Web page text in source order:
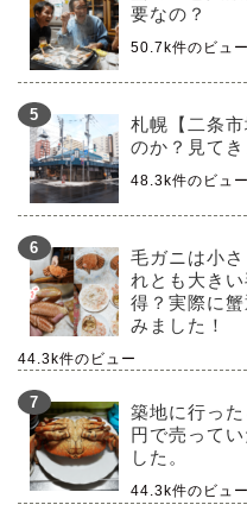
要なの？
50.7k件のビュー
札幌【二条
のか？見てき
48.3k件のビュー
毛ガニは小
れとも大き
得？実際に
みました！
44.3k件のビュー
築地に行っ
円で売って
した。
44.3k件のビュー